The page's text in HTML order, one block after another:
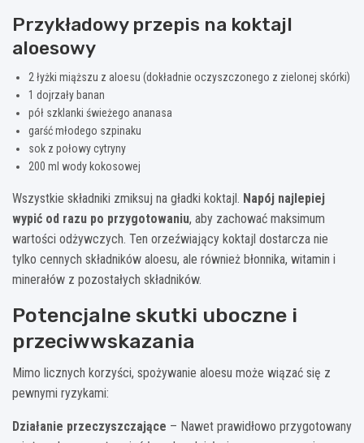
Przykładowy przepis na koktajl
aloesowy
2 łyżki miąższu z aloesu (dokładnie oczyszczonego z zielonej skórki)
1 dojrzały banan
pół szklanki świeżego ananasa
garść młodego szpinaku
sok z połowy cytryny
200 ml wody kokosowej
Wszystkie składniki zmiksuj na gładki koktajl. Napój najlepiej
wypić od razu po przygotowaniu, aby zachować maksimum
wartości odżywczych. Ten orzeźwiający koktajl dostarcza nie
tylko cennych składników aloesu, ale również błonnika, witamin i
minerałów z pozostałych składników.
Potencjalne skutki uboczne i
przeciwwskazania
Mimo licznych korzyści, spożywanie aloesu może wiązać się z
pewnymi ryzykami:
Działanie przeczyszczające – Nawet prawidłowo przygotowany